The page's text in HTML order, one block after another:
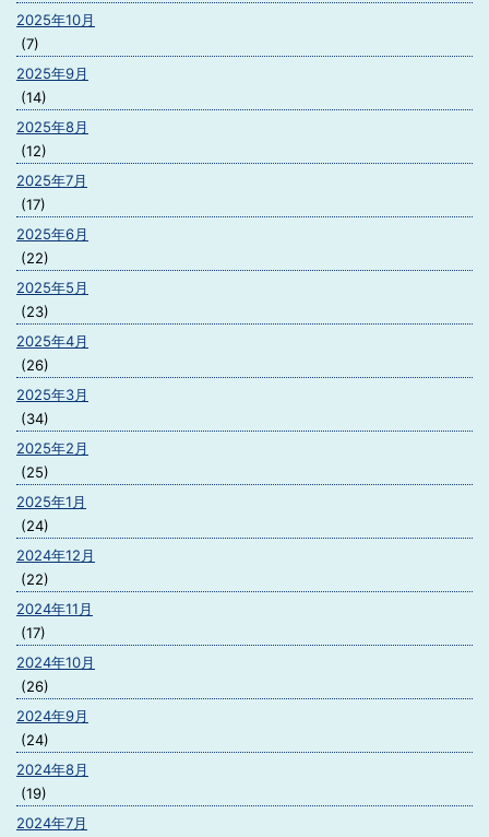
2025年10月
(7)
2025年9月
(14)
2025年8月
(12)
2025年7月
(17)
2025年6月
(22)
2025年5月
(23)
2025年4月
(26)
2025年3月
(34)
2025年2月
(25)
2025年1月
(24)
2024年12月
(22)
2024年11月
(17)
2024年10月
(26)
2024年9月
(24)
2024年8月
(19)
2024年7月